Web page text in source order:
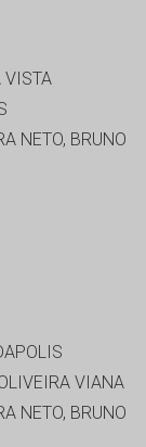
VISTA
NETO, BRUNO
VIANA
NETO, BRUNO